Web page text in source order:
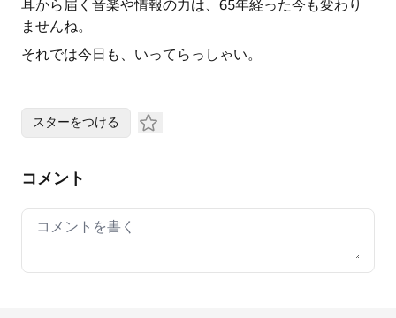
耳から届く音楽や情報の力は、65年経った今も変わり
ませんね。
それでは今日も、いってらっしゃい。
スターをつける
コメント
Your comment